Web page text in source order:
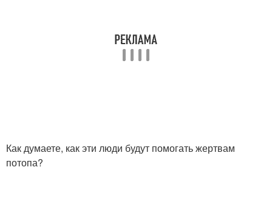
Как думаете, как эти люди будут помогать жертвам
потопа?